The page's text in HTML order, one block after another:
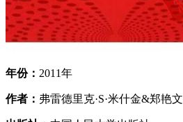
年份： 2011年
作者： 弗雷德里克·S·米什金&郑艳文